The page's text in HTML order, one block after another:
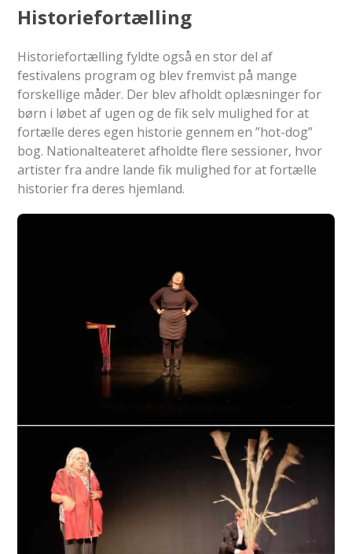
Historiefortælling
Historiefortælling fyldte også en stor del af
festivalens program og blev fremvist på mange
forskellige måder. Der blev afholdt oplæsninger for
børn i løbet af ugen og de fik selv mulighed for at
fortælle deres egen historie gennem en ”hot-dog”
bog. Nationalteateret afholdte flere sessioner, hvor
artister fra andre lande fik mulighed for at fortælle
historier fra deres hjemland.